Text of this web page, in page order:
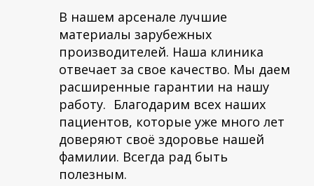
В нашем арсенале лучшие
материалы зарубежных
производителей. Наша клиника
отвечает за свое качество. Мы даем
расширенные гарантии на нашу
работу. Благодарим всех наших
пациентов, которые уже много лет
доверяют своё здоровье нашей
фамилии. Всегда рад быть
полезным.